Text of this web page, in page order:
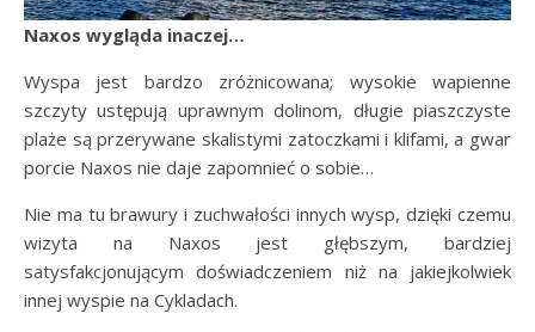
Naxos wygląda inaczej…
Wyspa jest bardzo zróżnicowana; wysokie wapienne
szczyty ustępują uprawnym dolinom, długie piaszczyste
plaże są przerywane skalistymi zatoczkami i klifami, a gwar
porcie Naxos nie daje zapomnieć o sobie…
Nie ma tu brawury i zuchwałości innych wysp, dzięki czemu
wizyta na Naxos jest głębszym, bardziej
satysfakcjonującym doświadczeniem niż na jakiejkolwiek
innej wyspie na Cykladach.